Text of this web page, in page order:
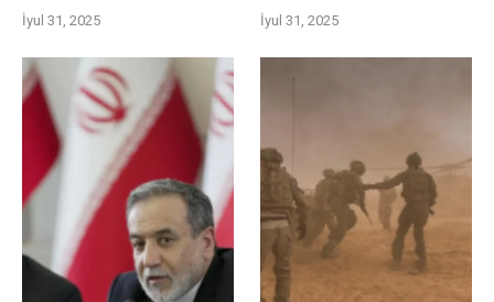
İyul 31, 2025 İyul 31, 2025